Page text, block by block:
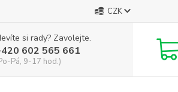
CZK
si rady? Zavolejte.
602 565 661
Pá, 9-17 hod.)